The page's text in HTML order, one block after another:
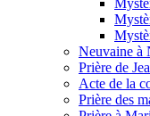
Neuvaine à
Prière de
Acte de la
Prière des